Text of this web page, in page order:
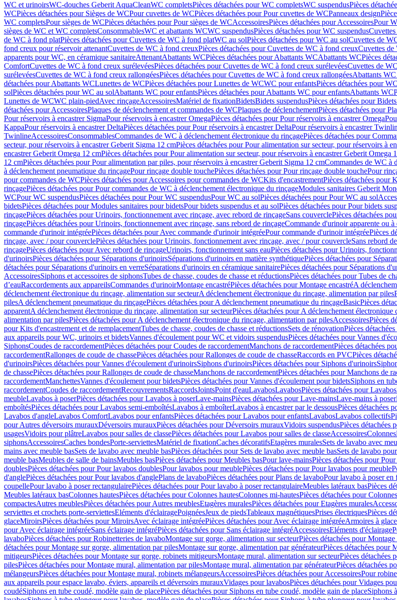
WC et urinoirsWC-douches Geberit AquaCleanWC completsPièces détachées pour WC completsWC suspendusPièces
WCPièces détachées pour Sièges de WCPour cuvettes de WCPièces détachées pour Pour cuvettes de WCPanneaux design
WC completsPour sièges de WCPièces détachées pour Pour sièges de WCAccessoiresPièces détachées pour AccessoiresPour
sièges de WC et WC completsConsommablesWC et abattants WCWC suspendusPièces détachées pour WC suspendus
de WC à fond platPièces détachées pour Cuvettes de WC à fond platWC au solPièces détachées pour WC au solCuvettes de
fond creux pour réservoir attenantCuvettes de WC à fond creuxPièces détachées pour Cuvettes de WC à fond creuxCuvettes
apparents pour WC, en céramique sanitaireAttenantAbattants WCPièces détachées pour Abattants WCAbattants WCPièces
ComfortCuvettes de WC à fond creux surélevéesPièces détachées pour Cuvettes de WC à fond creux surélevéesCuvettes de
surélevéesCuvettes de WC à fond creux rallongéesPièces détachées pour Cuvettes de WC à fond creux rallongéesAbattants
détachées pour Abattants WCLunettes de WCPièces détachées pour Lunettes de WCWC pour enfantsPièces détachées pour
solPièces détachées pour WC au solAbattants WC pour enfantsPièces détachées pour Abattants WC pour enfantsAbattants WC
Lunettes de WCWC plain-piedAvec rinçageAccessoiresMatériel de fixationBidetsBidets suspendusPièces détachées pour
détachées pour AccessoiresPlaques de déclenchement et commandes de WCPlaques de déclenchementPièces détachées pour
Pour réservoirs à encastrer SigmaPour réservoirs à encastrer OmegaPièces détachées pour Pour réservoirs à encastrer Omega
KappaPour réservoirs à encastrer DeltaPièces détachées pour Pour réservoirs à encastrer DeltaPour réservoirs à encastrer
TwinlineAccessoiresConsommablesCommandes de WC à déclenchement électronique du rinçagePièces détachées pour
secteur, pour réservoirs à encastrer Geberit Sigma 12 cmPièces détachées pour Pour alimentation sur secteur, pour réservoirs à
encastrer Geberit Omega 12 cmPièces détachées pour Pour alimentation sur secteur, pour réservoirs à encastrer Geberit Omega
12 cmPièces détachées pour Pour alimentation par piles, pour réservoirs à encastrer Geberit Sigma 12 cmCommandes de WC à
à déclenchement pneumatique du rinçagePour rinçage double touchePièces détachées pour Pour rinçage double touchePour
pour commandes de WCPièces détachées pour Accessoires pour commandes de WCKits d'encastrementPièces détachées pour
rinçagePièces détachées pour Pour commandes de WC à déclenchement électronique du rinçageModules sanitaires Geberit
WCPour WC suspendusPièces détachées pour Pour WC suspendusPour WC au solPièces détachées pour Pour WC au sol
bidetsPièces détachées pour Modules sanitaires pour bidetsPour bidets suspendus et au solPièces détachées pour Pour bidets
rinçagePièces détachées pour Urinoirs, fonctionnement avec rinçage, avec rebord de rinçageSans couverclePièces détachées
rinçagePièces détachées pour Urinoirs, fonctionnement avec rinçage, sans rebord de rinçageCommande d'urinoir apparente ou à
commande d'urinoir intégréePièces détachées pour Avec commande d'urinoir intégréePour commande d'urinoir intégréePièces
rinçage, avec / pour couverclePièces détachées pour Urinoirs, fonctionnement avec rinçage, avec / pour couvercleSans rebord
rinçagePièces détachées pour Avec rebord de rinçageUrinoirs, fonctionnement sans eauPièces détachées pour Urinoirs,
d'urinoirsPièces détachées pour Séparations d'urinoirsSéparations d'urinoirs en matière synthétiquePièces détachées pour
détachées pour Séparations d'urinoirs en verreSéparations d'urinoirs en céramique sanitairePièces détachées pour Séparations
AccessoiresSiphons et accessoires de siphonsTubes de chasse, coudes de chasse et réductionsPièces détachées pour Tubes de
d’eauRaccordements aux appareilsCommandes d'urinoirMontage encastréPièces détachées pour Montage encastréA
déclenchement électronique du rinçage, alimentation sur secteurA déclenchement électronique du rinçage, alimentation par piles
pilesA déclenchement pneumatique du rinçagePièces détachées pour A déclenchement pneumatique du rinçageBasicPièces
apparentA déclenchement électronique du rinçage, alimentation sur secteurPièces détachées pour A déclenchement
alimentation par pilesPièces détachées pour A déclenchement électronique du rinçage, alimentation par pilesAccessoiresPièces
pour Kits d'encastrement et de remplacementTubes de chasse, coudes de chasse et réductionsSets de rénovationPièces
aux appareils pour WC, urinoirs et bidetsVannes d'écoulement pour WC et vidoirs suspendusPièces détachées pour Vannes
SiphonsCoudes de raccordementPièces détachées pour Coudes de raccordementManchons de raccordementPièces détachées
raccordementRallonges de coude de chassePièces détachées pour Rallonges de coude de chasseRaccords en PVCPièces
d'urinoirsPièces détachées pour Vannes d'écoulement d'urinoirsSiphons d'urinoirsPièces détachées pour Siphons d'urinoirs
de chassePièces détachées pour Rallonges de coude de chasseManchons de raccordementPièces détachées pour Manchons de
raccordementManchettesVannes d'écoulement pour bidetsPièces détachées pour Vannes d'écoulement pour bidetsSiphons en
raccordementCoudes de raccordementRecouvrementsRaccordsJointsPoint d'eauLavabosLavabosPièces détachées pour Lavabos
meubleLavabos à poserPièces détachées pour Lavabos à poserLave-mainsPièces détachées pour Lave-mainsLave-mains à poser
emboîtésPièces détachées pour Lavabos semi-emboîtésLavabos à emboîterLavabos à encastrer par le dessousPièces détachées
Lavabos d'angleLavabos ComfortLavabos pour enfantsPièces détachées pour Lavabos pour enfantsLavabosLavabos collectifs
pour Autres déversoirs murauxDéversoirs murauxPièces détachées pour Déversoirs murauxVidoirs suspendusPièces détachées
usagesVidoirs pour plâtreLavabos pour salles de classePièces détachées pour Lavabos pour salles de classeAccessoiresColonnes
siphonsAccessoiresCaches bondesPorte-serviettesMatériel de fixationCaches décoratifsEtagères muralesSets de lavabo avec
mains avec meuble basSets de lavabo avec meuble basPièces détachées pour Sets de lavabo avec meuble basSets de lavabo
meuble basMeubles de salle de bainsMeubles basPièces détachées pour Meubles basPour lave-mainsPièces détachées pour
doublesPièces détachées pour Pour lavabos doublesPour lavabos pour meublePièces détachées pour Pour lavabos pour meuble
d'anglePièces détachées pour Pour lavabos d'anglePlans de lavaboPièces détachées pour Plans de lavaboPour lavabo à poser en
coupellePour lavabo à poser rectangulairePièces détachées pour Pour lavabo à poser rectangulaireMeubles latéraux basPièces
Meubles latéraux basColonnes hautesPièces détachées pour Colonnes hautesColonnes mi-hautesPièces détachées pour
compactesAutres meublesPièces détachées pour Autres meublesEtagères muralesPièces détachées pour Etagères murales
serviettes et crochets porte-serviettesEléments d'éclairagePoignéesJeux de piedsTableaux magnétiquesPrises électriquesPièces
glaceMiroirsPièces détachées pour MiroirsAvec éclairage intégréePièces détachées pour Avec éclairage intégréeArmoires à glace
pour Avec éclairage intégréeSans éclairage intégréPièces détachées pour Sans éclairage intégréAccessoiresEléments d'éclairage
lavaboPièces détachées pour Robinetteries de lavaboMontage sur gorge, alimentation sur secteurPièces détachées pour
détachées pour Montage sur gorge, alimentation par pilesMontage sur gorge, alimentation par générateurPièces détachées pour
mitigeursPièces détachées pour Montage sur gorge, robinets mitigeursMontage mural, alimentation sur secteurPièces détachées
pilesPièces détachées pour Montage mural, alimentation par pilesMontage mural, alimentation par générateurPièces détachées
mélangeursPièces détachées pour Montage mural, robinets mélangeursAccessoiresPièces détachées pour AccessoiresPour
aux appareils pour espace lavabo, éviers, appareils et déversoirs murauxVidages pour lavabosPièces détachées pour Vidages
coudéSiphons en tube coudé, modèle gain de placePièces détachées pour Siphons en tube coudé, modèle gain de placeSiphons